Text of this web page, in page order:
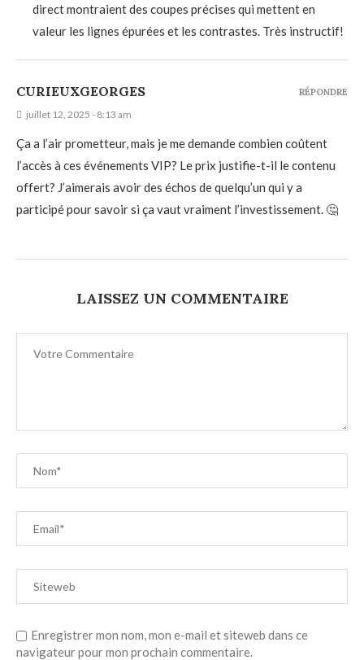
direct montraient des coupes précises qui mettent en
valeur les lignes épurées et les contrastes. Très instructif!
CURIEUXGEORGES
juillet 12, 2025 - 8:13 am
Ça a l’air prometteur, mais je me demande combien coûtent
l’accès à ces événements VIP? Le prix justifie-t-il le contenu
offert? J’aimerais avoir des échos de quelqu’un qui y a
participé pour savoir si ça vaut vraiment l’investissement. 🤔
RÉPONDRE
LAISSEZ UN COMMENTAIRE
Enregistrer mon nom, mon e-mail et siteweb dans ce
navigateur pour mon prochain commentaire.